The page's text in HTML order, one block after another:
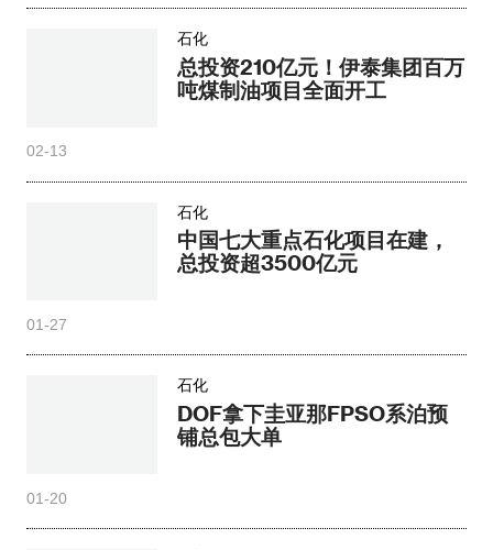
石化
总投资210亿元！伊泰集团百万
吨煤制油项目全面开工
02-13
石化
中国七大重点石化项目在建，
总投资超3500亿元
01-27
石化
DOF拿下圭亚那FPSO系泊预
铺总包大单
01-20